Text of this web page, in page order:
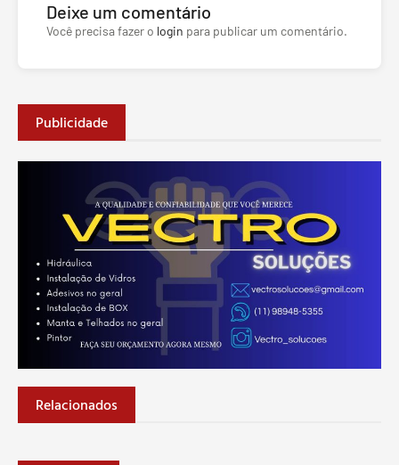
Deixe um comentário
Você precisa fazer o login para publicar um comentário.
Publicidade
Relacionados